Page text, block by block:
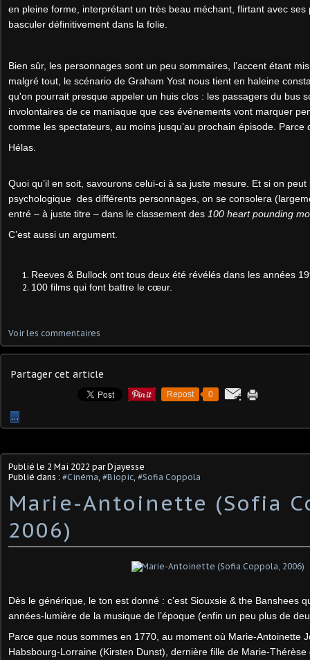
en pleine forme, interprétant un très beau méchant, flirtant avec ses
basculer définitivement dans la folie.
Bien sûr, les personnages sont un peu sommaires, l’accent étant
malgré tout, le scénario de Graham Yost nous tient en haleine
qu'on pourrait presque appeler un huis clos : les passagers du bus
involontaires de ce maniaque que ces événements vont marquer
comme les spectateurs, au moins jusqu’au prochain épisode. Parce
Hélas.
Quoi qu’il en soit, savourons celui-ci à sa juste mesure. Et si on
psychologique des différents personnages, on se consolera
entré – à juste titre – dans le classement des 100 heart pounding
C’est aussi un argument.
Reeves & Bullock ont tous deux été révélés dans les années
100 films qui font battre le cœur.
Voir les commentaires
Partager cet article
Repost 0
…
Publié le 2 Mai 2022 par Djayesse
Publié dans : #Cinéma #Biopic #Sofia Coppola
Marie-Antoinette (Sofia
2006)
Dès le générique, le ton est donné : c’est Siouxsie & the Banshees
années-lumière de la musique de l’époque (enfin un peu plus de
Parce que nous sommes en 1770, au moment où Marie-Antoinette
Habsbourg-Lorraine (Kirsten Dunst), dernière fille de Marie-Thérèse